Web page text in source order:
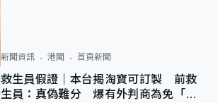
新聞資訊 港聞 首頁新聞
救生員假證｜本台揭淘寶可訂製 前救
生員：真偽難分 爆有外判商為免「封